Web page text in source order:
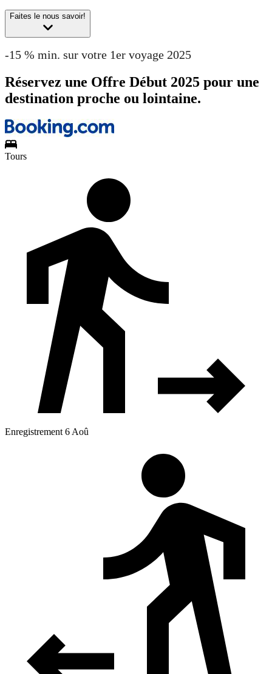
Faites le nous savoir!
-15 % min. sur votre 1er voyage 2025
Réservez une Offre Début 2025 pour une
destination proche ou lointaine.
Tours
Enregistrement 6 Aoû